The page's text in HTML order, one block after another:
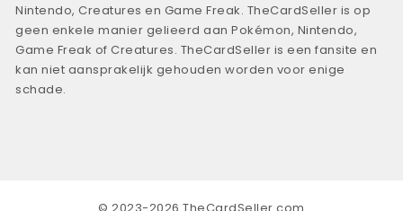
Nintendo, Creatures en Game Freak. TheCardSeller is op
geen enkele manier gelieerd aan Pokémon, Nintendo,
Game Freak of Creatures. TheCardSeller is een fansite en
kan niet aansprakelijk gehouden worden voor enige
schade.
© 2023-2026 TheCardSeller.com